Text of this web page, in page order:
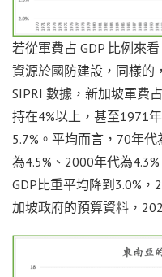
若從軍費占 GDP 比例來
資源於國防建設，同樣的
SIPRI 數據，新加坡軍費
持在4%以上，甚至1971
5.7%。平均而言，70年
為4.5%、2000年代為
GDP比重平均降到3.0%
加坡政府的預算資料，